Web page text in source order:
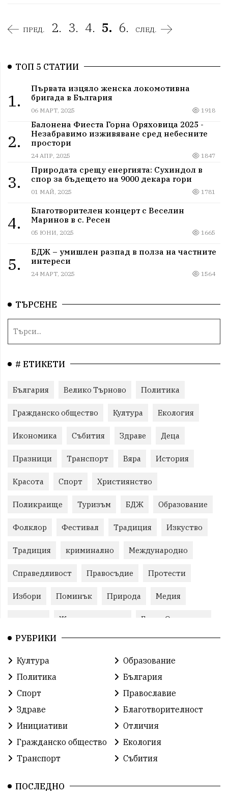
ПРЕД. 2. 3. 4. 5. 6. СЛЕД.
ТОП 5 СТАТИИ
1.
Първата изцяло женска локомотивна
бригада в България
06 МАРТ, 2025 1918
2.
Балонена Фиеста Горна Оряховица 2025 -
Незабравимо изживяване сред небесните
простори
24 АПР, 2025 1847
3.
Природата срещу енергията: Сухиндол в
спор за бъдещето на 9000 декара гори
01 МАЙ, 2025 1781
4.
Благотворителен концерт с Веселин
Маринов в с. Ресен
05 ЮНИ, 2025 1665
5.
БДЖ – умишлен разпад в полза на частните
интереси
24 МАРТ, 2025 1564
ТЪРСЕНЕ
# ЕТИКЕТИ
България Велико Търново Политика
Гражданско общество Култура Екология
Икономика Събития Здраве Деца
Празници Транспорт Вяра История
Красота Спорт Християнство
Поликраище Туризъм БДЖ Образование
Фолклор Фестивал Традиция Изкуство
Традиция криминално Международно
Справедливост Правосъдие Протести
Избори Поминък Природа Медия
Животновъдство Горна Оряховица
РУБРИКИ
Култура
Образование
Политика
България
Спорт
Православие
Здраве
Благотворителност
Инициативи
Отличия
Гражданско общество
Екология
Транспорт
Събития
ПОСЛЕДНО